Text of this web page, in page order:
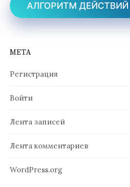
АЛГОРИТМ ДЕЙСТВИЙ
МЕТА
Регистрация
Войти
Лента записей
Лента комментариев
WordPress.org